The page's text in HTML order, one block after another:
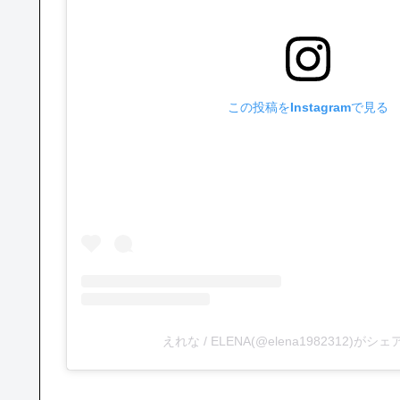
この投稿をInstagramで見る
えれな / ELENA(@elena1982312)がシェ